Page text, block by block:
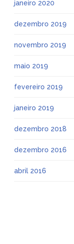
janeiro 2020
dezembro 2019
novembro 2019
maio 2019
fevereiro 2019
janeiro 2019
dezembro 2018
dezembro 2016
abril 2016